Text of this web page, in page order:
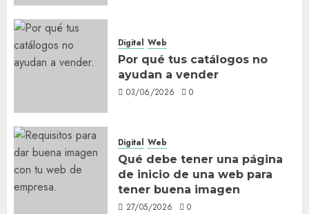
Digital Web
Por qué tus catálogos no
ayudan a vender
03/06/2026 0
Digital Web
Qué debe tener una página
de inicio de una web para
tener buena imagen
27/05/2026 0